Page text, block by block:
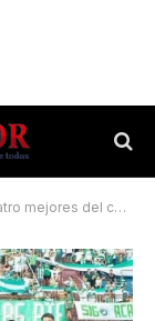
del certamen